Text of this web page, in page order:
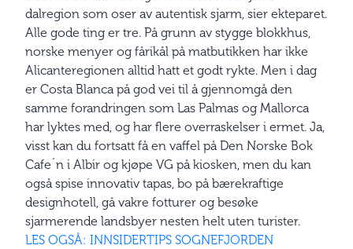
dalregion som oser av autentisk sjarm, sier ekteparet.
Alle gode ting er tre. På grunn av stygge blokkhus,
norske menyer og fårikål på matbutikken har ikke
Alicanteregionen alltid hatt et godt rykte. Men i dag
er Costa Blanca på god vei til å gjennomgå den
samme forandringen som Las Palmas og Mallorca
har lyktes med, og har flere overraskelser i ermet. Ja,
visst kan du fortsatt få en vaffel på Den Norske Bok
Cafe´n i Albir og kjøpe VG på kiosken, men du kan
også spise innovativ tapas, bo på bærekraftige
designhotell, gå vakre fotturer og besøke
sjarmerende landsbyer nesten helt uten turister.
LES OGSÅ: INNSIDERTIPS SOGNEFJORDEN